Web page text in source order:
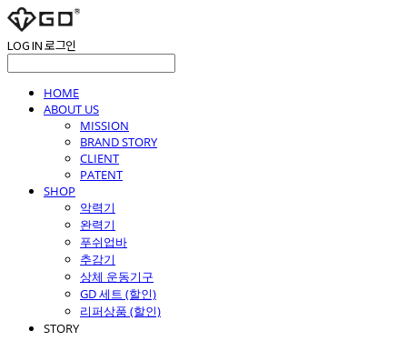
LOG IN로그인
HOME
ABOUT US
MISSION
BRAND STORY
CLIENT
PATENT
SHOP
악력기
완력기
푸쉬업바
추감기
상체 운동기구
GD 세트 (할인)
리퍼상품 (할인)
STORY